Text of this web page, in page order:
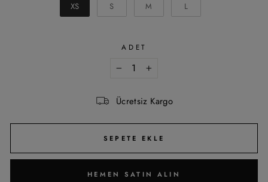
XS S M L
ADET
+
Ücretsiz Kargo
SEPETE EKLE
HEMEN SATIN ALIN